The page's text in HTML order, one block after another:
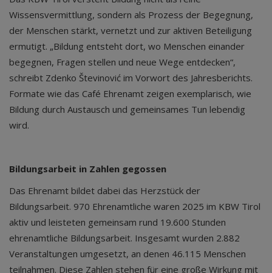
Wissensvermittlung, sondern als Prozess der Begegnung,
der Menschen stärkt, vernetzt und zur aktiven Beteiligung
ermutigt. „Bildung entsteht dort, wo Menschen einander
begegnen, Fragen stellen und neue Wege entdecken“,
schreibt Zdenko Števinović im Vorwort des Jahresberichts.
Formate wie das Café Ehrenamt zeigen exemplarisch, wie
Bildung durch Austausch und gemeinsames Tun lebendig
wird.
Bildungsarbeit in Zahlen gegossen
Das Ehrenamt bildet dabei das Herzstück der
Bildungsarbeit. 970 Ehrenamtliche waren 2025 im KBW Tirol
aktiv und leisteten gemeinsam rund 19.600 Stunden
ehrenamtliche Bildungsarbeit. Insgesamt wurden 2.882
Veranstaltungen umgesetzt, an denen 46.115 Menschen
teilnahmen. Diese Zahlen stehen für eine große Wirkung mit